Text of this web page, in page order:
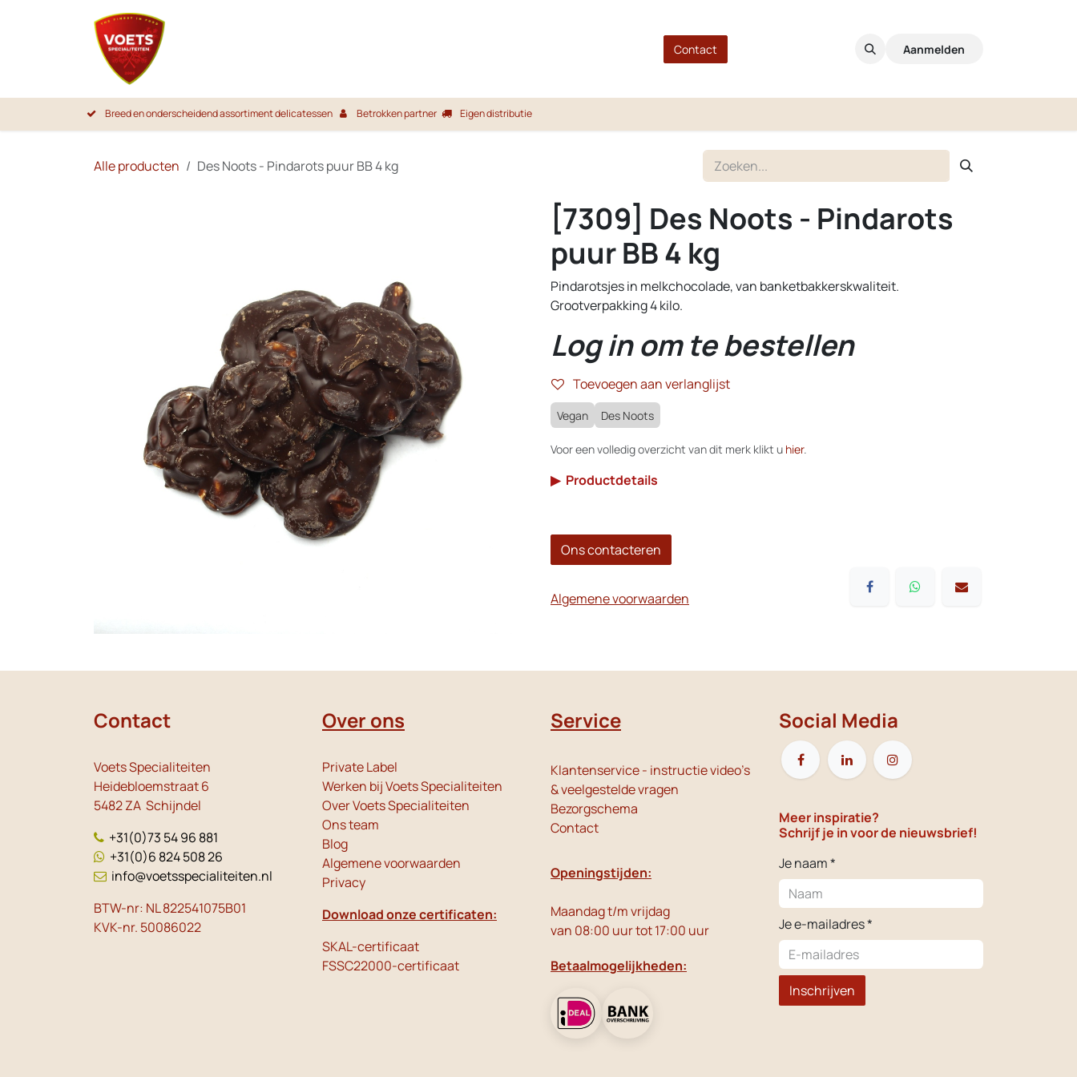
Overslaan naar inhoud
Contact Aanmelden
Breed en onderscheidend assortiment delicatessen Betrokken partner Eigen distributie
Alle producten Des Noots - Pindarots puur BB 4 kg
[7309] Des Noots - Pindarots
puur BB 4 kg
Pindarotsjes in melkchocolade, van banketbakkerskwaliteit.
Grootverpakking 4 kilo.
Log in om te bestellen
Toevoegen aan verlanglijst
Vegan Des Noots
Voor een volledig overzicht van dit merk klikt u hier.
▶ Productdetails
Ons contacteren
Algemene voorwaarden
Contact
Voets Specialiteiten
Heidebloemstraat 6
5482 ZA Schijndel
+31(0)73 54 96 881
+31(0)6 824 508 26
info@voetsspecialiteiten.nl
BTW-nr: NL 822541075B01
KVK-nr. 50086022
Over ons
Private Label
Werken bij Voets Specialiteiten
Over Voets Specialiteiten
Ons team
Blog
Algemene voorwaarden
Privacy
Download onze certificaten:
SKAL-certificaat
FSSC22000-certificaat
Service
Klantenservice - instructie video's
& veelgestelde vragen
Bezorgschema
Contact
Openingstijden:
Maandag t/m vrijdag
van 08:00 uur tot 17:00 uur
Betaalmogelijkheden:
Social Media
Meer inspiratie?
Schrijf je in voor de nieuwsbrief!
Je naam *
Je e-mailadres *
Inschrijven